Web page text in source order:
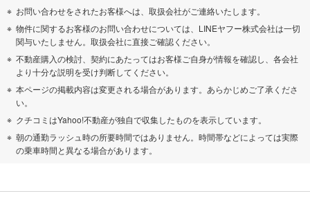
お問い合わせをされたお客様へは、取扱会社がご連絡いたします。
物件に関するお客様のお問い合わせについては、LINEヤフー株式会社は一切
関与いたしません。取扱会社に直接ご確認ください。
不動産購入の検討、契約にあたってはお客様ご自身が情報を確認し、各会社
より十分な説明を受け判断してください。
本ページの掲載内容は変更される場合があります。あらかじめご了承くださ
い。
クチコミはYahoo!不動産が独自で収集したものを表示しています。
朝の通勤ラッシュ時の所要時間ではありません。時間帯などによっては実際
の乗車時間と異なる場合があります。